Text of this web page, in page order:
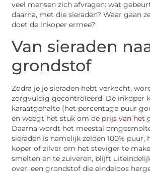
veel mensen zich afvragen: wat
daarna, met die sieraden? Waar gaan
doet de inkoper ermee?
Van sieraden
grondstof
Zodra je je sieraden hebt verkocht,
zorgvuldig gecontroleerd. De inkoper
karaatgehalte (het percentage puur
en weegt het stuk om de prijs van het
Daarna wordt het meestal
sieraden is namelijk zelden 100% puur,
koper of zilver om het steviger te
smelten en te zuiveren, blijft
over: een grondstof die eindeloos